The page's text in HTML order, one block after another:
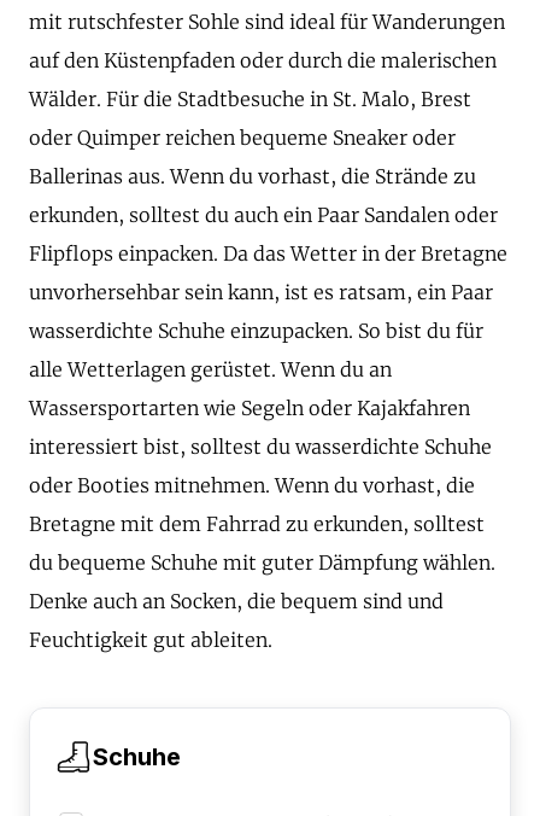
mit rutschfester Sohle sind ideal für Wanderungen
auf den Küstenpfaden oder durch die malerischen
Wälder. Für die Stadtbesuche in St. Malo, Brest
oder Quimper reichen bequeme Sneaker oder
Ballerinas aus. Wenn du vorhast, die Strände zu
erkunden, solltest du auch ein Paar Sandalen oder
Flipflops einpacken. Da das Wetter in der Bretagne
unvorhersehbar sein kann, ist es ratsam, ein Paar
wasserdichte Schuhe einzupacken. So bist du für
alle Wetterlagen gerüstet. Wenn du an
Wassersportarten wie Segeln oder Kajakfahren
interessiert bist, solltest du wasserdichte Schuhe
oder Booties mitnehmen. Wenn du vorhast, die
Bretagne mit dem Fahrrad zu erkunden, solltest
du bequeme Schuhe mit guter Dämpfung wählen.
Denke auch an Socken, die bequem sind und
Feuchtigkeit gut ableiten.
Schuhe